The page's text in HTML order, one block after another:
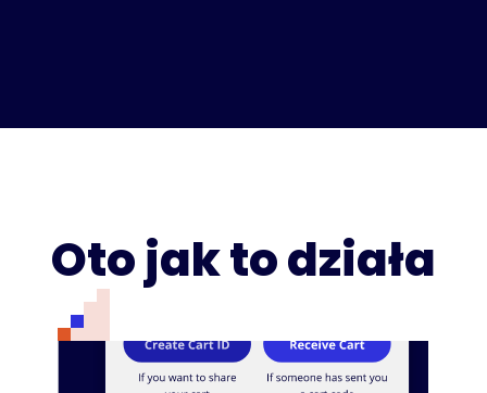
Oto jak to działa